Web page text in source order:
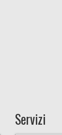
Servizi